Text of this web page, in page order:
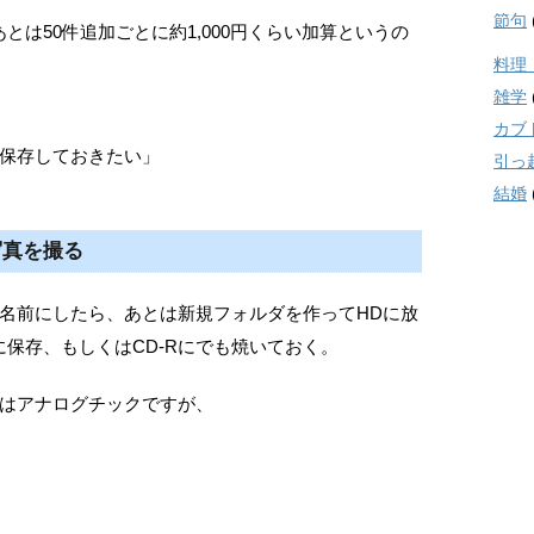
は50件追加ごとに約1,000円くらい加算というの
存しておきたい」
を撮る
前にしたら、あとは新規フォルダを作ってHDに放
存、もしくはCD-Rにでも焼いておく。
アナログチックですが、
節句
料理
雑学
カブ
引っ
結婚